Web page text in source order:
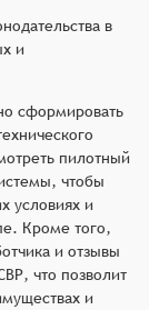
в
и
сформировать
пилотный
чтобы
условиях и
Кроме того,
и отзывы
что позволит
и